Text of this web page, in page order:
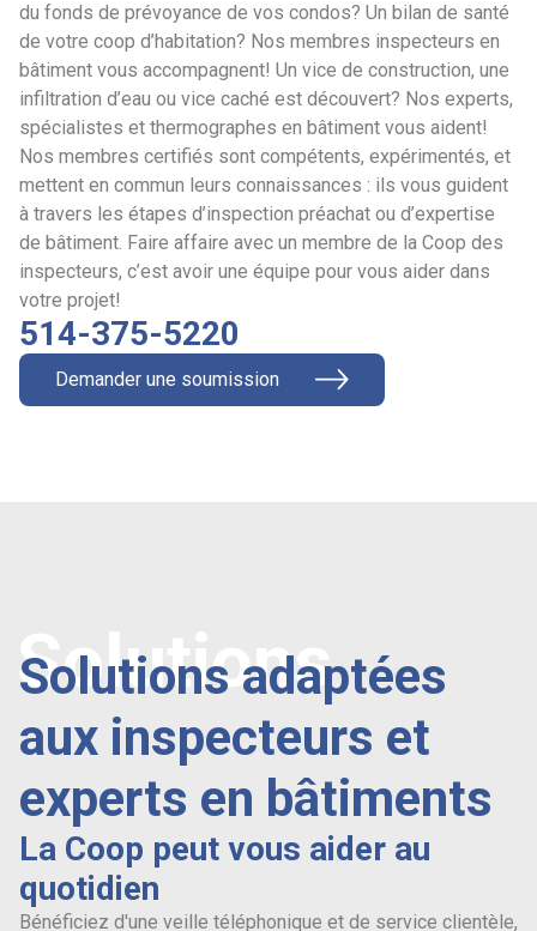
du fonds de prévoyance de vos condos? Un bilan de santé
de votre coop d’habitation? Nos membres inspecteurs en
bâtiment vous accompagnent! Un vice de construction, une
infiltration d’eau ou vice caché est découvert? Nos experts,
spécialistes et thermographes en bâtiment vous aident!
Nos membres certifiés sont compétents, expérimentés, et
mettent en commun leurs connaissances : ils vous guident
à travers les étapes d’inspection préachat ou d’expertise
de bâtiment. Faire affaire avec un membre de la Coop des
inspecteurs, c’est avoir une équipe pour vous aider dans
votre projet!
514-375-5220
Demander une soumission
Solutions adaptées
aux inspecteurs et
experts en bâtiments
Solutions
La Coop peut vous aider au
quotidien
Bénéficiez d'une veille téléphonique et de service clientèle,